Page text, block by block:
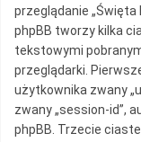
przeglądanie „Święta
phpBB tworzy kilka
tekstowymi
przeglądarki.
użytkownika zwany
zwany „session-id”,
phpBB. Trzecie